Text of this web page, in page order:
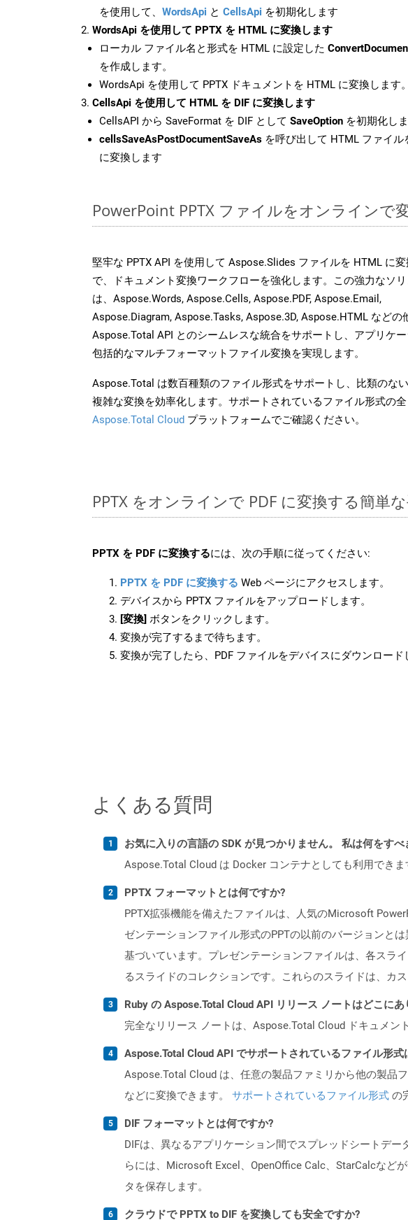
を使用して、 WordsApi と CellsApi を初期化します
WordsApi を使用して PPTX を HTML に変換します
ローカル ファイル名と形式を HTML に設定した
を作成します。
WordsApi を使用して PPTX ドキュメントを HTML に変換します。
CellsApi を使用して HTML を DIF に変換します
CellsAPI から SaveFormat を DIF として SaveOption を初期化し
cellsSaveAsPostDocumentSaveAs を呼び出して HTML ファイル
に変換します
PowerPoint PPTX ファイルをオンラインで
堅牢な PPTX API を使用して Aspose.Slides ファイルを HTML に変
で、ドキュメント変換ワークフローを強化します。この強力なソ
は、Aspose.Words, Aspose.Cells, Aspose.PDF, Aspose.Email,
Aspose.Diagram, Aspose.Tasks, Aspose.3D, Aspose.HTML などの
Aspose.Total API とのシームレスな統合をサポートし、アプリケ
包括的なマルチフォーマットファイル変換を実現します。
Aspose.Total は数百種類のファイル形式をサポートし、比類のな
複雑な変換を効率化します。サポートされているファイル形式の全
Aspose.Total Cloud プラットフォームでご確認ください。
PPTX をオンラインで PDF に変換する簡単
PPTX を PDF に変換するには、次の手順に従ってください:
PPTX を PDF に変換する Web ページにアクセスします。
デバイスから PPTX ファイルをアップロードします。
[変換] ボタンをクリックします。
変換が完了するまで待ちます。
変換が完了したら、PDF ファイルをデバイスにダウンロード
よくある質問
お気に入りの言語の SDK が見つかりません。 私は何をすべ
Aspose.Total Cloud は Docker コンテナとしても利用でき
PPTX フォーマットとは何ですか?
PPTX拡張機能を備えたファイルは、人気のMicrosoft
ゼンテーションファイル形式のPPTの以前のバージョンと
基づいています。プレゼンテーションファイルは、各スラ
るスライドのコレクションです。これらのスライドは、カ
Ruby の Aspose.Total Cloud API リリース ノートはどこにあ
完全なリリース ノートは、Aspose.Total Cloud ドキュメン
Aspose.Total Cloud API でサポートされているファイル形式
Aspose.Total Cloud は、任意の製品ファミリから他の製品
などに変換できます。 サポートされているファイル形式 の
DIF フォーマットとは何ですか?
DIFは、異なるアプリケーション間でスプレッドシートデ
らには、Microsoft Excel、OpenOffice Calc、StarCalcなど
タを保存します。
クラウドで PPTX to DIF を変換しても安全ですか?